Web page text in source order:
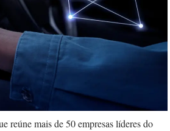
reúne mais de 50 empresas líderes do